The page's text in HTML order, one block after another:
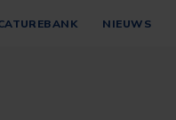
NIEUWS